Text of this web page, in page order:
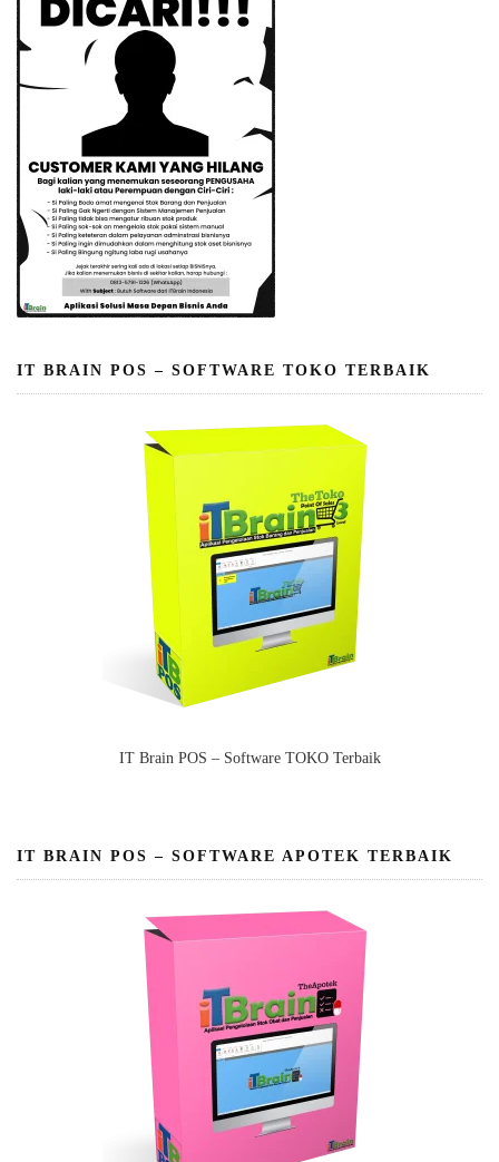
IT BRAIN POS – SOFTWARE TOKO TERBAIK
IT Brain POS – Software TOKO Terbaik
IT BRAIN POS – SOFTWARE APOTEK TERBAIK